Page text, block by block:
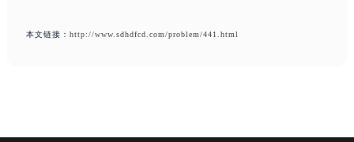
本文链接： http://www.sdhdfcd.com/problem/441.html